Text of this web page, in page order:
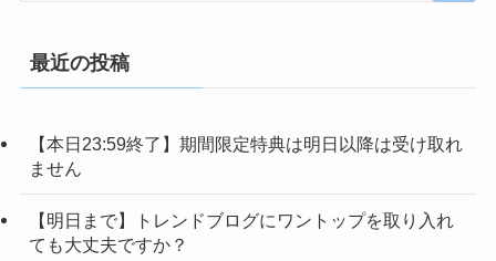
最近の投稿
【本日23:59終了】期間限定特典は明日以降は受け取れ
ません
【明日まで】トレンドブログにワントップを取り入れ
ても大丈夫ですか？